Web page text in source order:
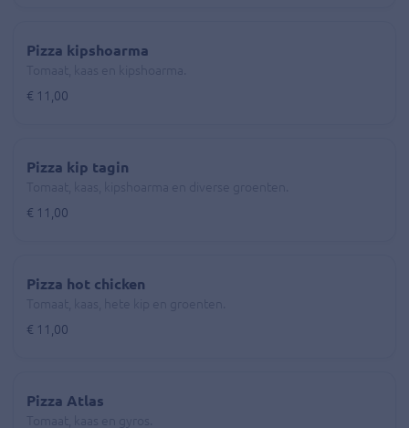
Pizza kipshoarma
€ 11,00
Pizza kip tagin
€ 11,00
Pizza hot chicken
€ 11,00
Pizza Atlas